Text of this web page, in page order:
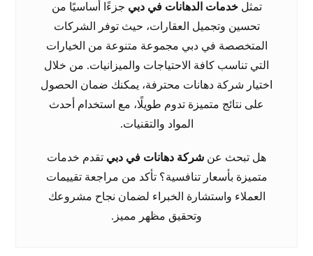
تمثلخدمات الدهانات في دبي جزءًا أساسيًا من
تحسين وتجميل العقارات، حيث توفر الشركات
المتخصصة في دبي مجموعة متنوعة من الخيارات
التي تناسب كافة الاحتياجات والميزانيات. من خلال
اختيار شركة دهانات محترفة، يمكنك ضمان الحصول
على نتائج متميزة تدوم طويلًا، مع استخدام أحدث
المواد والتقنيات.
هل تبحث عن شركة دهانات في دبي تقدم خدمات
متميزة بأسعار تنافسية؟ تأكد من مراجعة تقييمات
العملاء واستشارة الخبراء لضمان نجاح مشروعك
وتحقيق مظهر مميز.